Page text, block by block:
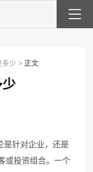
多少 > 正文
是针对企业，还是
或投资组合。一个